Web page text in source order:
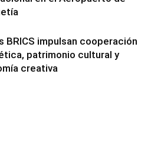
BRICS impulsan cooperación
patrimonio cultural y
creativa